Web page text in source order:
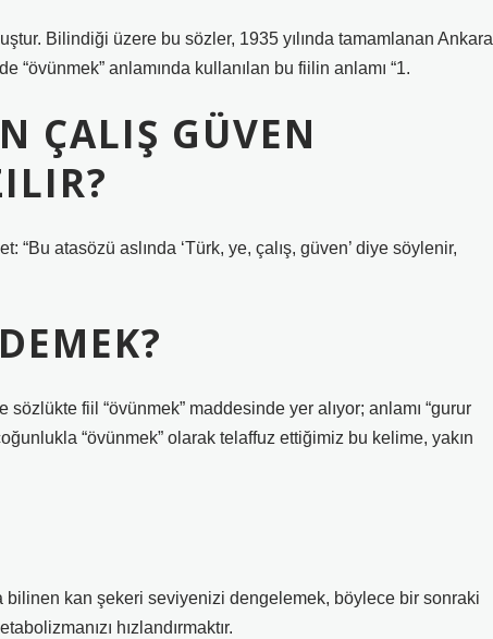
Bilindiği üzere bu sözler, 1935 yılında tamamlanan Ankara
“övünmek” anlamında kullanılan bu fiilin anlamı “1.
ÇALIŞ GÜVEN
“Bu atasözü aslında ‘Türk, ye, çalış, güven’ diye söylenir,
sözlükte fiil “övünmek” maddesinde yer alıyor; anlamı “gurur
“övünmek” olarak telaffuz ettiğimiz bu kelime, yakın
kan şekeri seviyenizi dengelemek, böylece bir sonraki
hızlandırmaktır.